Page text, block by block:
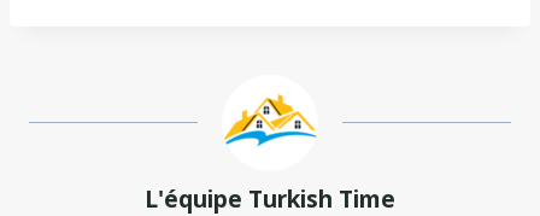
L'équipe Turkish Time